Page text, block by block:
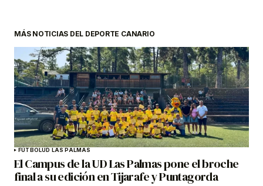
MÁS NOTICIAS DEL DEPORTE CANARIO
FÚTBOLUD LAS PALMAS
El Campus de la UD Las Palmas pone el broche
final a su edición en Tijarafe y Puntagorda